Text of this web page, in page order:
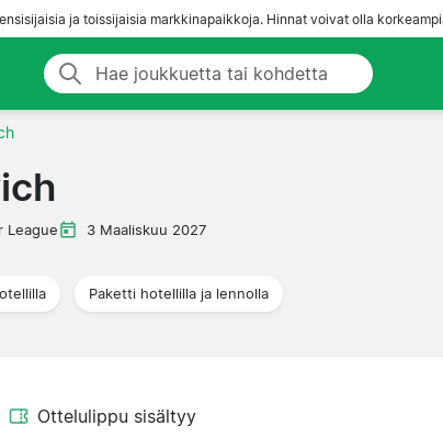
ja toissijaisia markkinapaikkoja. Hinnat voivat olla
League 3 Maaliskuu 2027
Paketti hotellilla ja lennolla
Ottelulippu sisältyy